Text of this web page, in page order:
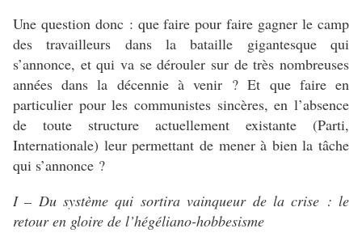
Une question donc : que faire pour faire gagner le camp
des travailleurs dans la bataille gigantesque qui
s’annonce, et qui va se dérouler sur de très nombreuses
années dans la décennie à venir ? Et que faire en
particulier pour les communistes sincères, en l’absence
de toute structure actuellement existante (Parti,
Internationale) leur permettant de mener à bien la tâche
qui s’annonce ?
I – Du système qui sortira vainqueur de la crise : le
retour en gloire de l’hégéliano-hobbesisme